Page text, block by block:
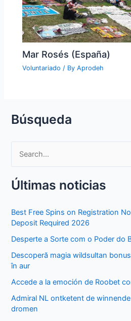
Mar Rosés (España)
Voluntariado / ByAprodeh
Búsqueda
a
c
f
o
Últimas noticias
Best Free Spins on Registration
Deposit Required 2026
Desperte a Sorte com o Poder do
Descoperă magia wildsultan
în aur
Accede a la emoción de Roobet
Admiral NL ontketent de
dromen